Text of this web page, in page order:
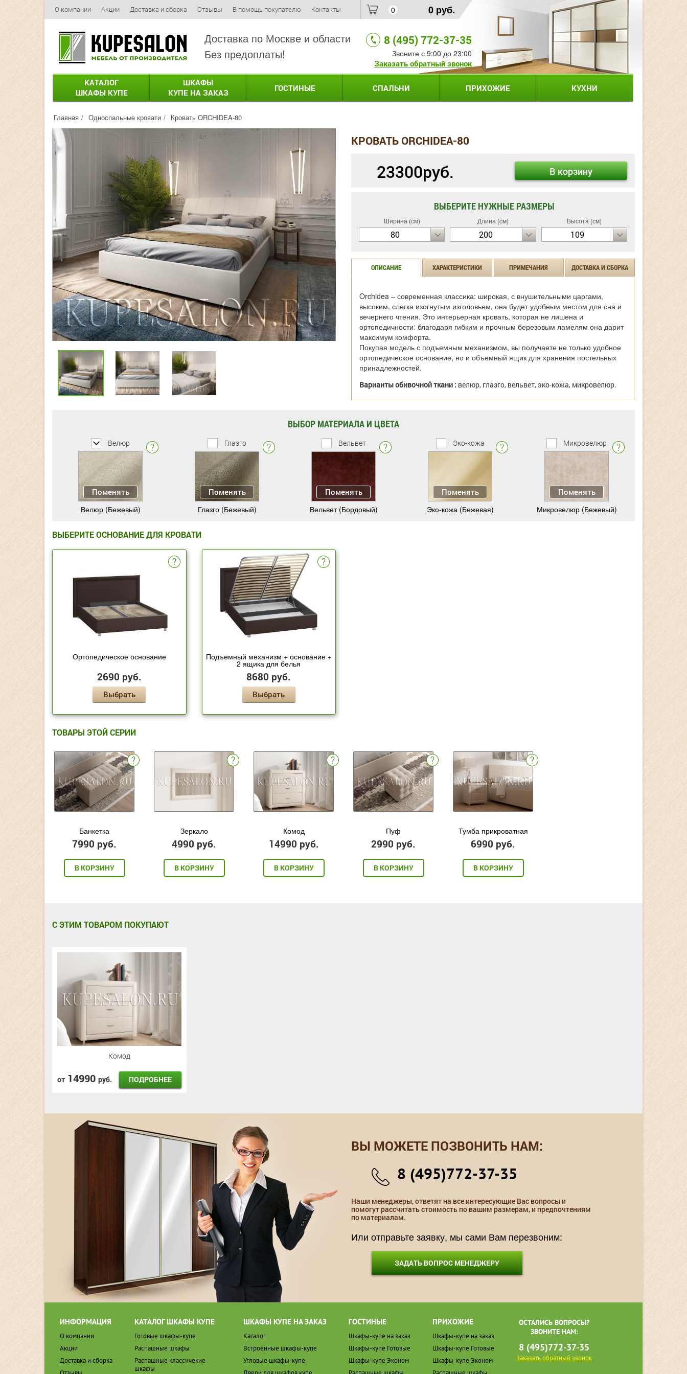
О компании Акции Доставка и сборка Отзывы В помощь покупателю Контакты 0 0 руб.
Доставка по Москве и области
Без предоплаты!
8 (495) 772-37-35
Звоните с 9:00 до 23:00
Заказать обратный звонок
КАТАЛОГ
ШКАФЫ КУПЕ
ШКАФЫ
КУПЕ НА ЗАКАЗ
ГОСТИНЫЕ СПАЛЬНИ ПРИХОЖИЕ КУХНИ
Главная Односпальные кровати Кровать ORCHIDEA-80
КРОВАТЬ ORCHIDEA-80
23300руб. В корзину
ВЫБЕРИТЕ НУЖНЫЕ РАЗМЕРЫ
Ширина (см)
80
Длина (см)
200
Высота (см)
109
ОПИСАНИЕ ХАРАКТЕРИСТИКИ ПРИМЕЧАНИЯ ДОСТАВКА И СБОРКА
Orchidea – современная классика: широкая, с внушительными царгами,
высоким, слегка изогнутым изголовьем, она будет удобным местом для сна и
вечернего чтения. Это интерьерная кровать, которая не лишена и
ортопедичности: благодаря гибким и прочным березовым ламелям она дарит
максимум комфорта.
Покупая модель с подъемным механизмом, вы получаете не только удобное
ортопедическое основание, но и объемный ящик для хранения постельных
принадлежностей.
Варианты обивочной ткани : велюр, глазго, вельвет, эко-кожа, микровелюр.
ВЫБОР МАТЕРИАЛА И ЦВЕТА
Велюр
Поменять
Велюр (Бежевый)
Глазго
Поменять
Глазго (Бежевый)
Вельвет
Поменять
Вельвет (Бордовый)
Эко-кожа
Поменять
Эко-кожа (Бежевая)
Микровелюр
Поменять
Микровелюр (Бежевый)
ВЫБЕРИТЕ ОСНОВАНИЕ ДЛЯ КРОВАТИ
Ортопедическое основание
2690 руб.
Выбрать
Подъемный механизм + основание +
2 ящика для белья
8680 руб.
Выбрать
ТОВАРЫ ЭТОЙ СЕРИИ
Банкетка
7990 руб.
В КОРЗИНУ
Зеркало
4990 руб.
В КОРЗИНУ
Комод
14990 руб.
В КОРЗИНУ
Пуф
2990 руб.
В КОРЗИНУ
Тумба прикроватная
6990 руб.
В КОРЗИНУ
С ЭТИМ ТОВАРОМ ПОКУПАЮТ
Комод
от 14990 руб. ПОДРОБНЕЕ
ВЫ МОЖЕТЕ ПОЗВОНИТЬ НАМ:
8 (495)772-37-35
Наши менеджеры, ответят на все интересующие Вас вопросы и
помогут рассчитать стоимость по вашим размерам, и предпочтениям
по материалам.
Или отправьте заявку, мы сами Вам перезвоним:
ЗАДАТЬ ВОПРОС МЕНЕДЖЕРУ
ИНФОРМАЦИЯ
О компании
Акции
Доставка и сборка
КАТАЛОГ ШКАФЫ КУПЕ
Готовые шкафы-купе
Распашные шкафы
Распашные классичекие
шкафы
ШКАФЫ КУПЕ НА ЗАКАЗ
Каталог
Встроенные шкафы-купе
Угловые шкафы-купе
ГОСТИНЫЕ
Шкафы-купе на заказ
Шкафы-купе Готовые
Шкафы-купе Эконом
ПРИХОЖИЕ
Шкафы-купе на заказ
Шкафы-купе Готовые
Шкафы-купе Эконом
ОСТАЛИСЬ ВОПРОСЫ?
ЗВОНИТЕ НАМ:
8 (495)772-37-35
Заказать обратный звонок